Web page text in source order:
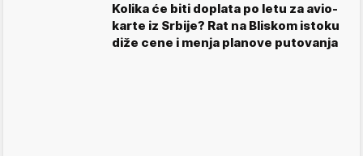
Kolika će biti doplata po letu za avio-
karte iz Srbije? Rat na Bliskom istoku
diže cene i menja planove putovanja